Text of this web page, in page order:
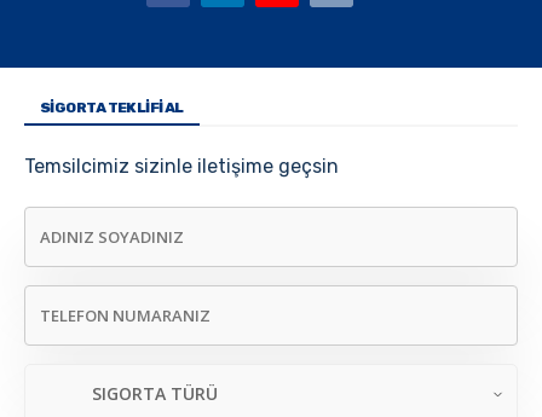
SIGORTA TEKLIFI AL
Temsilcimiz sizinle iletişime geçsin